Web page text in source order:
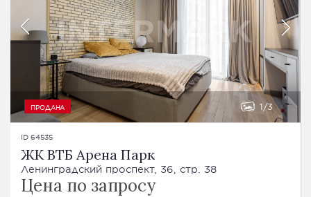
ПРОДАНА 1 3
ID 64535
ЖК ВТБ Арена Парк
Ленинградский проспект, 36, стр. 38
Цена по запросу